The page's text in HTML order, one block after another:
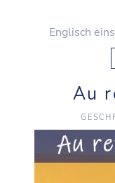
Englisch
Au